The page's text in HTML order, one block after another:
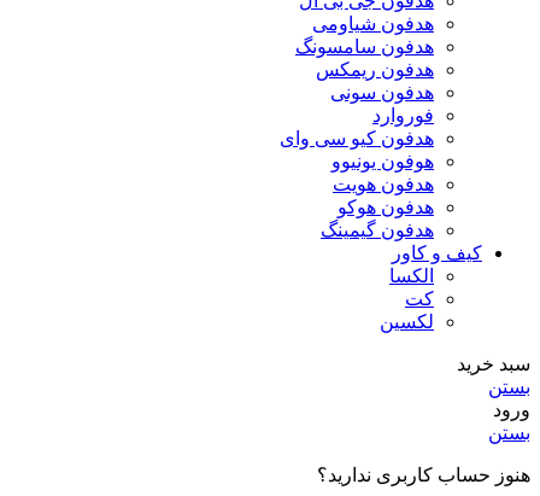
هدفون شیاومی
هدفون سامسونگ
هدفون ریمکس
هدفون سونی
فوروارد
هدفون کیو سی وای
هوفون یونیوو
هدفون هویت
هدفون هوکو
هدفون گیمینگ
کیف و کاور
الکسا
کت
لکسین
سبد خرید
بستن
ورود
بستن
هنوز حساب کاربری ندارید؟